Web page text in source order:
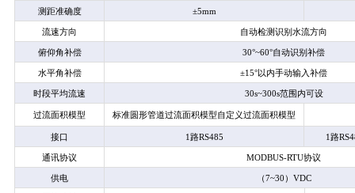
测距准确度 ±5mm
流速方向 自动检测识别水流方向
俯仰角补偿 30°~60°自动识别补偿
水平角补偿 ±15°以内手动输入补偿
时段平均流速 30s~300s范围内可设
过流面积模型 标准圆形管道过流面积模型自定义过流面积模型
接口 1 路RS485 1 路
通讯协议 MODBUS-RTU协议
供电 （7~30）VDC